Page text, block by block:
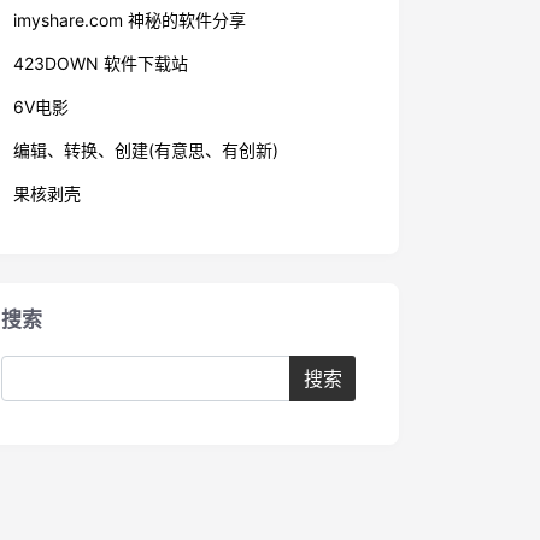
imyshare.com 神秘的软件分享
423DOWN 软件下载站
6V电影
编辑、转换、创建(有意思、有创新)
果核剥壳
搜索